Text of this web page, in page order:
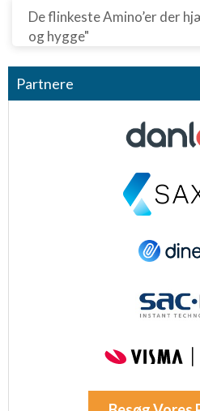
De flinkeste Amino’er der
og hygge"
Partnere